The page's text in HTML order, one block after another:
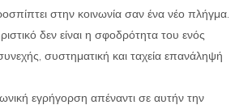
στην κοινωνία σαν ένα νέο πλήγμα.
δεν είναι η σφοδρότητα του ενός
συστηματική και ταχεία επανάληψή
εγρήγορση απέναντι σε αυτήν την